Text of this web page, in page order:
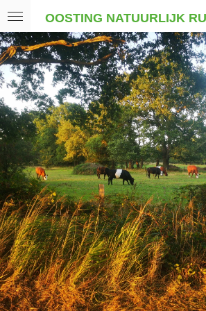
Ga
naar
de
hoofdinhoud
OOSTING NATUURLIJK